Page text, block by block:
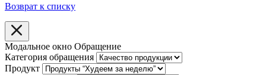
Возврат к списку
Модальное окно Обращение
Категория обращения
Продукт